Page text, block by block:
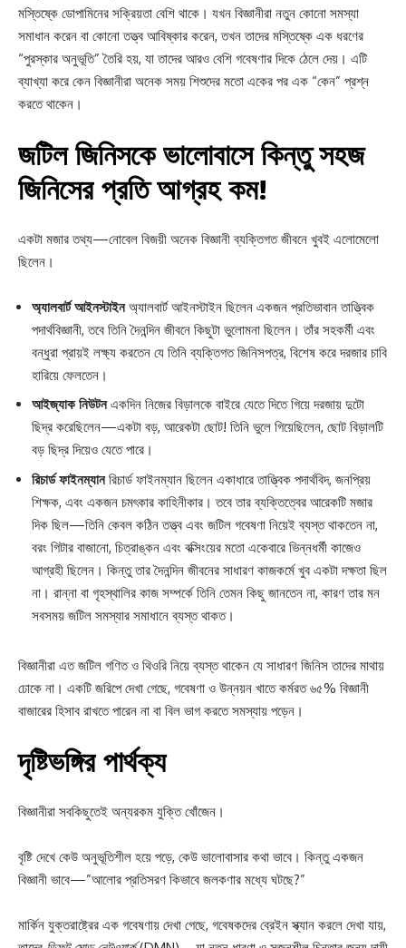
মস্তিষ্কে ডোপামিনের সক্রিয়তা বেশি থাকে। যখন বিজ্ঞানীরা নতুন কোনো সমস্যা
সমাধান করেন বা কোনো তত্ত্ব আবিষ্কার করেন, তখন তাদের মস্তিষ্কে এক ধরণের
“পুরস্কার অনুভূতি” তৈরি হয়, যা তাদের আরও বেশি গবেষণার দিকে ঠেলে দেয়। এটি
ব্যাখ্যা করে কেন বিজ্ঞানীরা অনেক সময় শিশুদের মতো একের পর এক “কেন” প্রশ্ন
করতে থাকেন।
জটিল জিনিসকে ভালোবাসে কিন্তু সহজ
জিনিসের প্রতি আগ্রহ কম!
একটা মজার তথ্য—নোবেল বিজয়ী অনেক বিজ্ঞানী ব্যক্তিগত জীবনে খুবই এলোমেলো
ছিলেন।
অ্যালবার্ট আইনস্টাইনঅ্যালবার্ট আইনস্টাইন ছিলেন একজন প্রতিভাবান তাত্ত্বিক
পদার্থবিজ্ঞানী, তবে তিনি দৈনন্দিন জীবনে কিছুটা ভুলোমনা ছিলেন। তাঁর সহকর্মী এবং
বন্ধুরা প্রায়ই লক্ষ্য করতেন যে তিনি ব্যক্তিগত জিনিসপত্র, বিশেষ করে দরজার চাবি
হারিয়ে ফেলতেন।
আইজ্যাক নিউটনএকদিন নিজের বিড়ালকে বাইরে যেতে দিতে গিয়ে দরজায় দুটো
ছিদ্র করেছিলেন—একটা বড়, আরেকটা ছোট! তিনি ভুলে গিয়েছিলেন, ছোট বিড়ালটি
বড় ছিদ্র দিয়েও যেতে পারে।
রিচার্ড ফাইনম্যানরিচার্ড ফাইনম্যান ছিলেন একাধারে তাত্ত্বিক পদার্থবিদ, জনপ্রিয়
শিক্ষক, এবং একজন চমৎকার কাহিনীকার। তবে তার ব্যক্তিত্বের আরেকটি মজার
দিক ছিল—তিনি কেবল কঠিন তত্ত্ব এবং জটিল গবেষণা নিয়েই ব্যস্ত থাকতেন না,
বরং গিটার বাজানো, চিত্রাঙ্কন এবং বক্সিংয়ের মতো একেবারে ভিন্নধর্মী কাজেও
আগ্রহী ছিলেন। কিন্তু তার দৈনন্দিন জীবনের সাধারণ কাজকর্মে খুব একটা দক্ষতা ছিল
না। রান্না বা গৃহস্থালির কাজ সম্পর্কে তিনি তেমন কিছু জানতেন না, কারণ তার মন
সবসময় জটিল সমস্যার সমাধানে ব্যস্ত থাকত।
বিজ্ঞানীরা এত জটিল গণিত ও থিওরি নিয়ে ব্যস্ত থাকেন যে সাধারণ জিনিস তাদের মাথায়
ঢোকে না। একটি জরিপে দেখা গেছে, গবেষণা ও উন্নয়ন খাতে কর্মরত ৬৫% বিজ্ঞানী
বাজারের হিসাব রাখতে পারেন না বা বিল ভাগ করতে সমস্যায় পড়েন।
দৃষ্টিভঙ্গির পার্থক্য
বিজ্ঞানীরা সবকিছুতেই অন্যরকম যুক্তি খোঁজেন।
বৃষ্টি দেখে কেউ অনুভূতিশীল হয়ে পড়ে, কেউ ভালোবাসার কথা ভাবে। কিন্তু একজন
বিজ্ঞানী ভাবে—”আলোর প্রতিসরণ কিভাবে জলকণার মধ্যে ঘটছে?”
মার্কিন যুক্তরাষ্ট্রের এক গবেষণায় দেখা গেছে, গবেষকদের ব্রেইন স্ক্যান করলে দেখা যায়,